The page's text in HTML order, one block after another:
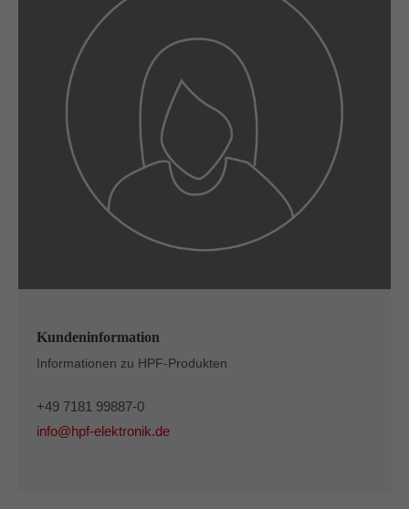
Kundeninformation
Informationen zu HPF-Produkten
+49 7181 99887-0
info@hpf-elektronik.de